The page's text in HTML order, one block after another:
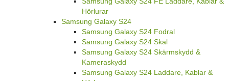
Hörlurar
Samsung Galaxy S24
Samsung Galaxy S24 Fodral
Samsung Galaxy S24 Skal
Samsung Galaxy S24 Skärmskydd &
Kameraskydd
Samsung Galaxy S24 Laddare, Kablar &